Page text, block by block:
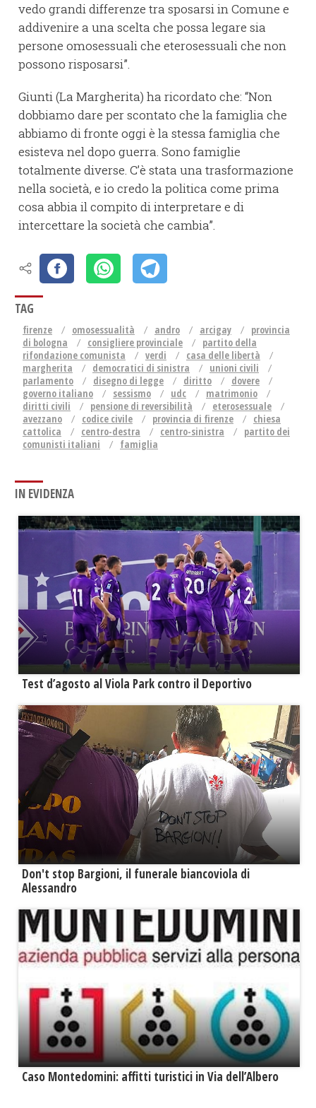
vedo grandi differenze tra sposarsi in Comune e
addivenire a una scelta che possa legare sia
persone omosessuali che eterosessuali che non
possono risposarsi”.
Giunti (La Margherita) ha ricordato che: “Non
dobbiamo dare per scontato che la famiglia che
abbiamo di fronte oggi è la stessa famiglia che
esisteva nel dopo guerra. Sono famiglie
totalmente diverse. C’è stata una trasformazione
nella società, e io credo la politica come prima
cosa abbia il compito di interpretare e di
intercettare la società che cambia”.
TAG
firenze omosessualità andro arcigay
provincia
di bologna
consigliere provinciale
partito della
rifondazione comunista
verdi
casa delle libertà
margherita
democratici di sinistra
unioni civili
parlamento
disegno di legge diritto
dovere
governo italiano
sessismo udc
matrimonio
diritti civili
pensione di reversibilità
eterosessuale
avezzano
codice civile provincia di firenze
chiesa
cattolica
centro-destra centro-sinistra
partito dei
comunisti italiani
famiglia
IN EVIDENZA
Test d’agosto al Viola Park contro il Deportivo
Don't stop Bargioni, il funerale biancoviola di
Alessandro
Caso Montedomini: affitti turistici in Via dell’Albero